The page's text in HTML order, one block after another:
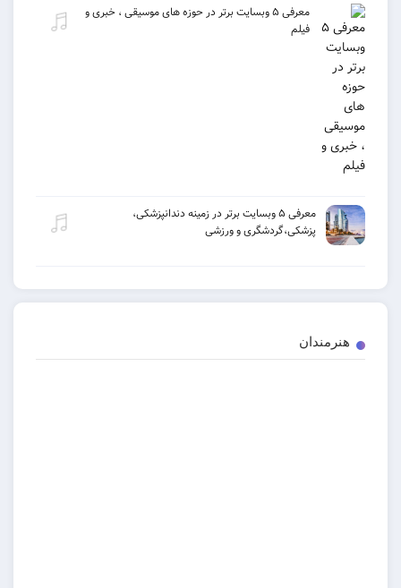
معرفی ۵ وبسایت برتر در حوزه های موسیقی ، خبری و
معرفی ۵ وبسایت برتر در زمینه دندانپزشکی،
پزشکی،گردشگری و ورزشی